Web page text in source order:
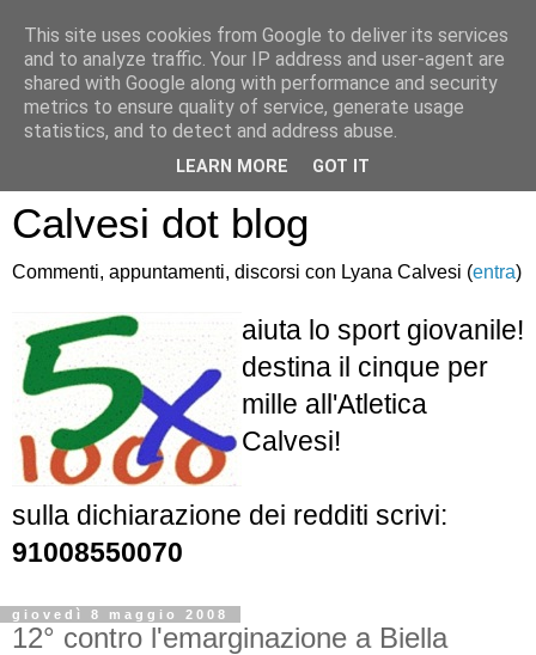
Atletica Sandro
Calvesi dot blog
Commenti, appuntamenti, discorsi con Lyana Calvesi (entra)
aiuta lo sport giovanile!
destina il cinque per
mille all'Atletica
Calvesi!
sulla dichiarazione dei redditi scrivi:
91008550070
giovedì 8 maggio 2008
12° contro l'emarginazione a Biella
This site uses cookies from Google to deliver its services
and to analyze traffic. Your IP address and user-agent are
shared with Google along with performance and security
metrics to ensure quality of service, generate usage
statistics, and to detect and address abuse.
LEARN MORE GOT IT